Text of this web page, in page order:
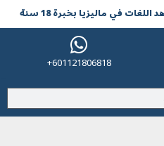
في مالیزیا بخبرة 18 سنة
601121806818+